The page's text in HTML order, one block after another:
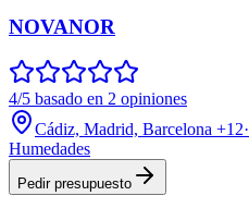
NOVANOR
4/5 basado en 2 opiniones
Cádiz, Madrid, Barcelona +12·
Humedades
Pedir presupuesto